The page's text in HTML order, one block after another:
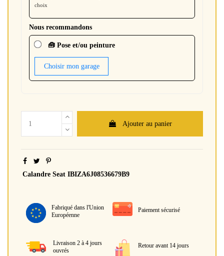
choix
Nous recommandons
🧰 Pose et/ou peinture
Choisir mon garage
Ajouter au panier
Calandre Seat IBIZA6J08536679B9
Fabriqué dans l'Union
Européenne
Paiement sécurisé
Livraison 2 à 4 jours
ouvrés
Retour avant 14 jours